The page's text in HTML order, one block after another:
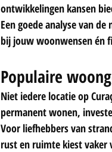
ontwikkelingen kansen
Een goede analyse van
bij jouw woonwensen én
Populaire
Niet iedere locatie op
permanent wonen,
Voor liefhebbers van
rust en ruimte kiest vaker